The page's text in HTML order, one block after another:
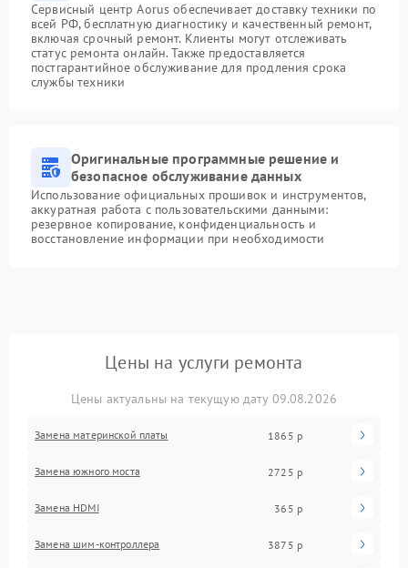
Сервисный центр Aorus обеспечивает доставку техники по
всей РФ, бесплатную диагностику и качественный ремонт,
включая срочный ремонт. Клиенты могут отслеживать
статус ремонта онлайн. Также предоставляется
постгарантийное обслуживание для продления срока
службы техники
Оригинальные программные решение и
безопасное обслуживание данных
Использование официальных прошивок и инструментов,
аккуратная работа с пользовательскими данными:
резервное копирование, конфиденциальность и
восстановление информации при необходимости
Цены на услуги ремонта
Цены актуальны на текущую дату 09.08.2026
Замена материнской платы 1865 р
Замена южного моста 2725 р
Замена HDMI 365 р
Замена шим-контроллера 3875 р